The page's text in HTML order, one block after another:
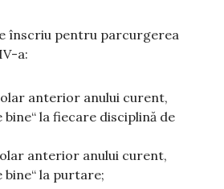
înscriu pentru parcurgerea
a:
anterior anului curent,
la fiecare disciplină de
anterior anului curent,
la purtare;